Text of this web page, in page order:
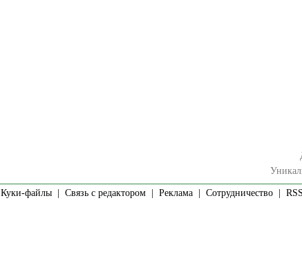
Куки-файлы| Связь с редактором| Реклама| Сотрудничество| RSS